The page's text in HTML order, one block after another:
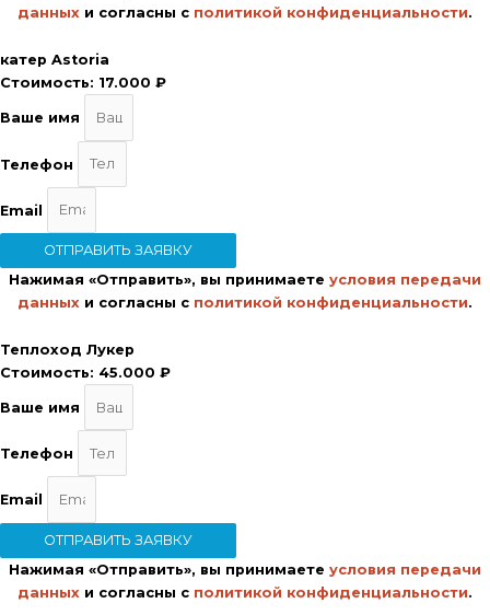
данных и согласны с политикой конфиденциальности.
катер Astoria
Стоимость: 17.000 ₽
Ваше имя
Телефон
Email
ОТПРАВИТЬ ЗАЯВКУ
Нажимая «Отправить», вы принимаете условия передачи
данных и согласны с политикой конфиденциальности.
Теплоход Лукер
Стоимость: 45.000 ₽
Ваше имя
Телефон
Email
ОТПРАВИТЬ ЗАЯВКУ
Нажимая «Отправить», вы принимаете условия передачи
данных и согласны с политикой конфиденциальности.